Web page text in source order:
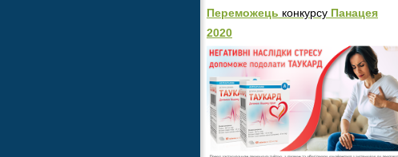
Переможець конкурсу Панацея
2020